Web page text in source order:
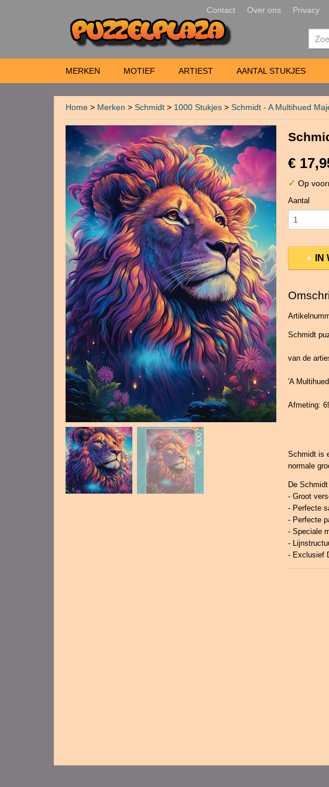
Contact Over ons Privacy
MERKEN MOTIEF ARTIEST AANTAL STUKJES
Home > Merken > Schmidt > 1000 Stukjes > Schmidt - A Multihued
€
✓ Op
Aantal
Schmidt
van de
'A
Afmeting:
Schmidt is
normale
De
- Groot
- Perfecte
- Perfecte
- Speciale
-
- Exclusief